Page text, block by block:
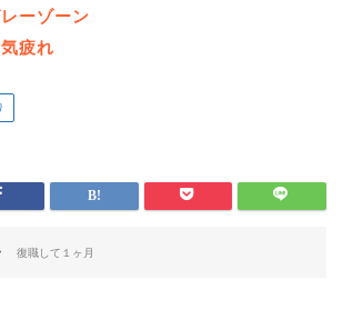
ーゾーン
疲れ
復職して１ヶ月